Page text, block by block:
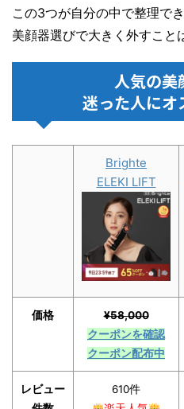
この3つが自分の中で整理でき
美顔器選びで大きく外すこと
人気の美
迷った人にオ
Brighte
ELEKI LIFT
価格
¥58,000
クーポンを確認
クーポン配布中
レビュー
610件